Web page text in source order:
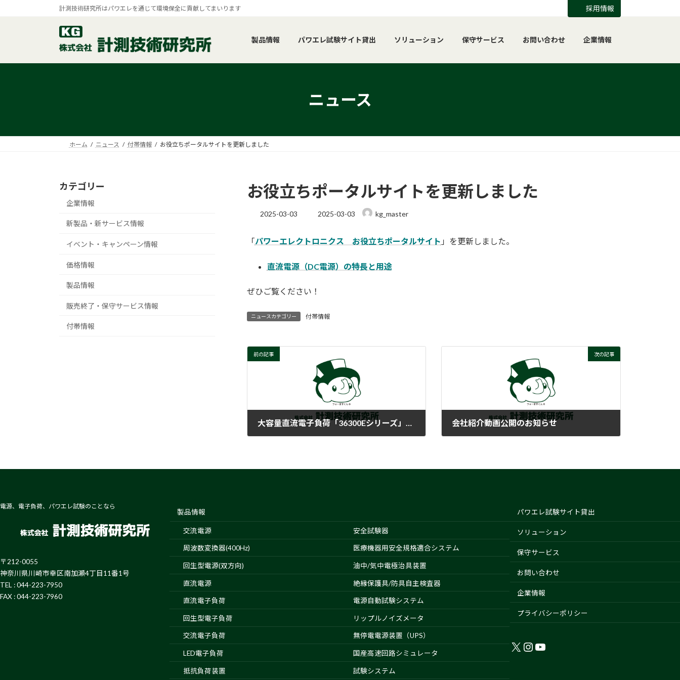
へ
ョ
計測技術研究所はパワエレを通じて環境保全に貢献してまいります 採用情報
製品情報 パワエレ試験サイト貸出 ソリューション 保守サービス お問い合わせ 企業情報
ニュース
ホーム ニュース 付帯情報 お役立ちポータルサイトを更新しました
お役立ちポータルサイトを更新しました
2025-03-03
最
新
時
:
2025-03-03 kg_master
「パワーエレクトロニクス お役立ちポータルサイト 」を更新しました。
直流電源（DC電源）の特長と用途
ぜひご覧ください！
ニュースカテゴリー 付帯情報
前の記事 次の記事
会社紹介動画公開のお知らせ
カテゴリー
企業情報
新製品・新サービス情報
イベント・キャンペーン情報
価格情報
製品情報
販売終了・保守サービス情報
付帯情報
電源、電子負荷、パワエレ試験のことなら
〒212-0055
神奈川県川崎市幸区南加瀬4丁目11番1号
TEL : 044-223-7950
FAX : 044-223-7960
製品情報
交流電源
周波数変換器(400Hz)
回生型電源(双方向)
直流電源
直流電子負荷
回生型電子負荷
交流電子負荷
LED電子負荷
抵抗負荷装置
安全試験器
医療機器用安全規格適合システム
油中/気中電極治具装置
絶縁保護具/防具自主検査器
電源自動試験システム
リップルノイズメータ
無停電電源装置（UPS）
国産高速回路シミュレータ
試験システム
パワエレ試験サイト貸出
ソリューション
保守サービス
お問い合わせ
企業情報
プライバシーポリシー
X Instagram
YouTube